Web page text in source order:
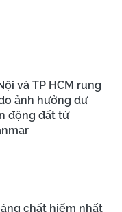
và TP HCM rung
ảnh hưởng dư
động đất từ
chất hiếm nhất